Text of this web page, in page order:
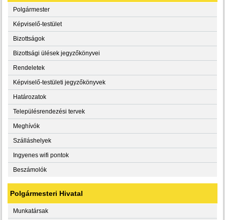
Polgármester
Képviselő-testület
Bizottságok
Bizottsági ülések jegyzőkönyvei
Rendeletek
Képviselő-testületi jegyzőkönyvek
Határozatok
Településrendezési tervek
Meghívók
Szálláshelyek
Ingyenes wifi pontok
Beszámolók
Polgármesteri Hivatal
Munkatársak